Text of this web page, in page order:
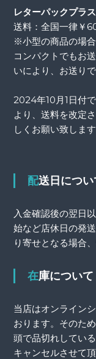
レターパックプラ
送料：全国一律￥
※小型の商品の場
コンパクトでもお
いにより、お送り
2024年10月1日付
より、送料を改定
しくお願い致します
配送日につ
入金確認後の翌日
始など店休日の発
り寄せとなる場合
在庫について
当店はオンライン
おります。そのた
頭で品切れしてい
キャンセルさせて